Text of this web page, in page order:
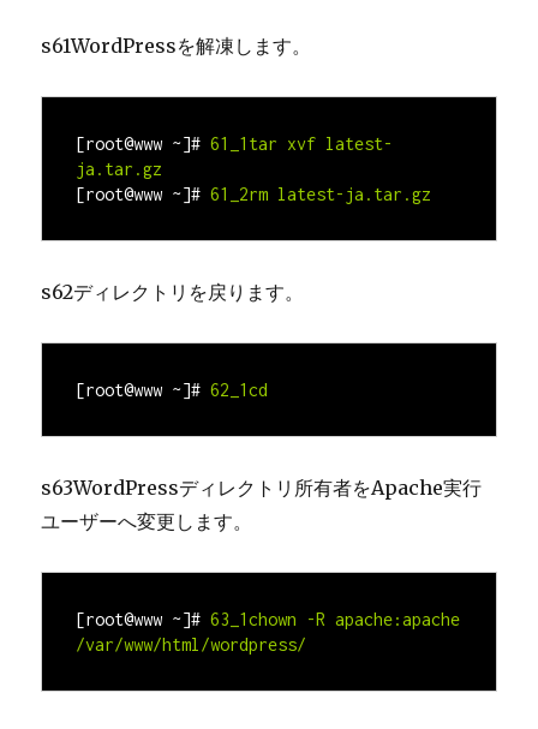
s61WordPressを解凍します。
[root@www ~]# 61_1tar xvf latest-
ja.tar.gz
[root@www ~]# 61_2rm latest-ja.tar.gz
s62ディレクトリを戻ります。
[root@www ~]# 62_1cd
s63WordPressディレクトリ所有者をApache実行
ユーザーへ変更します。
[root@www ~]#
/var/www/html /wordpress/